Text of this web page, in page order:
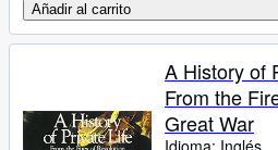
Añadir al carrito
A History of
From the
Great War
Idioma: Inglés